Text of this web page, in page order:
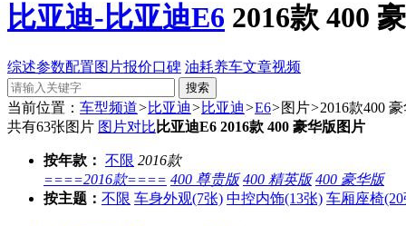
比亚迪-比亚迪E6 2016款 400
综述参数配置图片报价口碑 油耗养车文章视频
当前位置： 车型频道>比亚迪>比亚迪>E6>图片>2016款400
共有63张图片 图片对比 比亚迪E6 2016款 400 豪华版图片
按年款： 不限 2016款
====2016款==== 400 尊贵版 400 精英版 400 豪华版
按主题： 不限 车身外观(7张) 中控内饰(13张) 车厢座椅